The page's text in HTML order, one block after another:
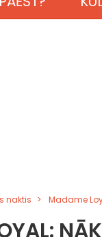
naktis Madame